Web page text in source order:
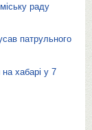
раду
патрульного
хабарі у 7